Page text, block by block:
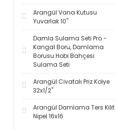
Arangül Vana Kutusu
Yuvarlak 10''
Damla Sulama Seti Pro -
Kangal Boru, Damlama
Borusu Hobi Bahçesi
Sulama Seti
Arangül Civatalı Priz Kolye
32x1/2''
Arangül Damlama Ters Kilit
Nipel 16x16